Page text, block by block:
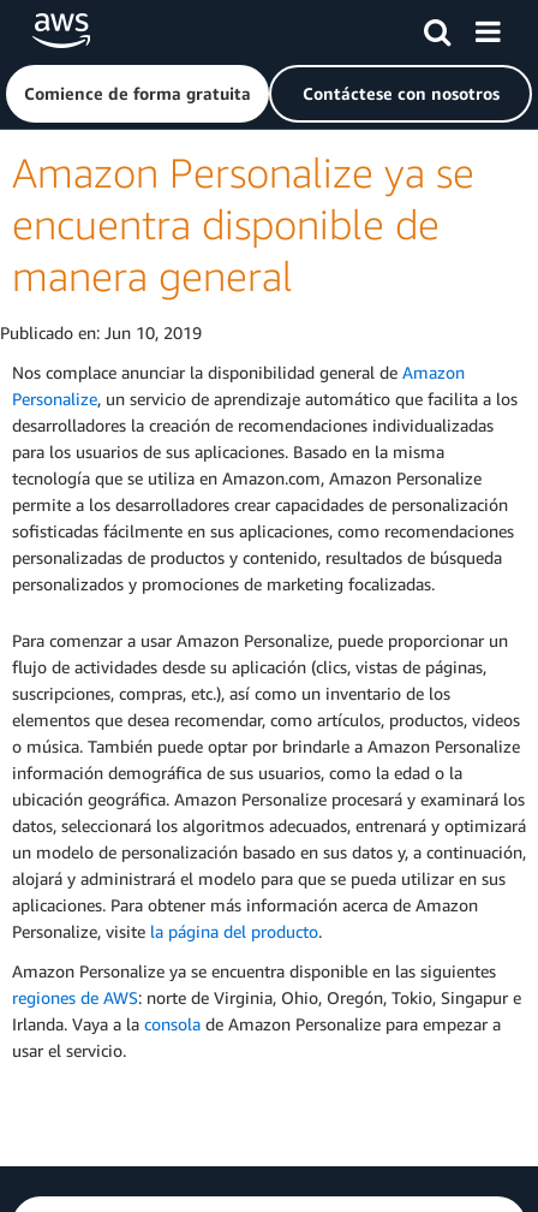
Saltar al contenido principal
Haga clic aquí para volver a la página de inicio de Amazon
Comience de forma gratuita Contáctese con nosotros
Amazon Personalize ya se
encuentra disponible de
manera general
Publicado en: Jun 10, 2019
Nos complace anunciar la disponibilidad general de Amazon
Personalize, un servicio de aprendizaje automático que facilita a los
desarrolladores la creación de recomendaciones individualizadas
para los usuarios de sus aplicaciones. Basado en la misma
tecnología que se utiliza en Amazon.com, Amazon Personalize
permite a los desarrolladores crear capacidades de personalización
sofisticadas fácilmente en sus aplicaciones, como recomendaciones
personalizadas de productos y contenido, resultados de búsqueda
personalizados y promociones de marketing focalizadas.
Para comenzar a usar Amazon Personalize, puede proporcionar un
flujo de actividades desde su aplicación (clics, vistas de páginas,
suscripciones, compras, etc.), así como un inventario de los
elementos que desea recomendar, como artículos, productos, videos
o música. También puede optar por brindarle a Amazon Personalize
información demográfica de sus usuarios, como la edad o la
ubicación geográfica. Amazon Personalize procesará y examinará los
datos, seleccionará los algoritmos adecuados, entrenará y optimizará
un modelo de personalización basado en sus datos y, a continuación,
alojará y administrará el modelo para que se pueda utilizar en sus
aplicaciones. Para obtener más información acerca de Amazon
Personalize, visite la página del producto.
Amazon Personalize ya se encuentra disponible en las siguientes
regiones de AWS: norte de Virginia, Ohio, Oregón, Tokio, Singapur e
Irlanda. Vaya a la consola de Amazon Personalize para empezar a
usar el servicio.